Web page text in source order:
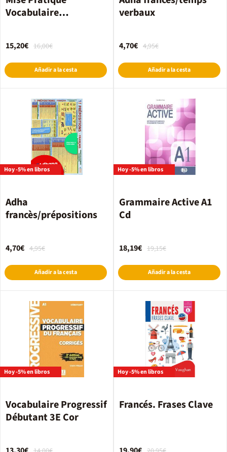
Vocabulaire
16,00€
15,20€
Añadir a la cesta
verbaux
4,95€
4,70€
Añadir a la cesta
Hoy -5% en libros
Adha
francès/prépositions
4,95€
4,70€
Añadir a la cesta
Hoy -5% en libros
Grammaire Active A1
Cd
19,15€
18,19€
Añadir a la cesta
Hoy -5% en libros
Vocabulaire Progressif
Débutant 3E Cor
Hoy -5% en libros
Francés. Frases Clave